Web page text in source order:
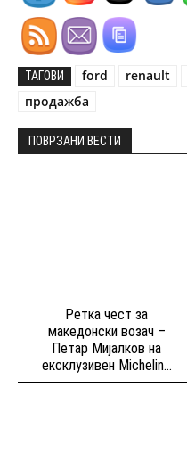
ТАГОВИ ford renault
продажба
ПОВРЗАНИ ВЕСТИ
Ретка чест за
македонски возач –
Петар Мијалков на
ексклузивен Michelin...